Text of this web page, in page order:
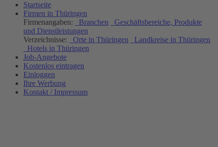
Startseite
Firmen in Thüringen
Firmenangaben:
Branchen
Geschäftsbereiche, Produkte
und Dienstleistungen
Verzeichnisse:
Orte in Thüringen
Landkreise in Thüringen
Hotels in Thüringen
Job-Angebote
Kostenlos eintragen
Einloggen
Ihre Werbung
Kontakt / Impressum